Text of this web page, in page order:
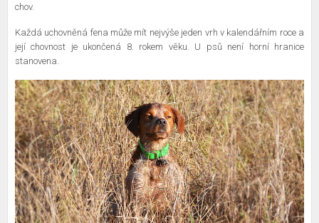
chov.
Každá uchovněná fena může mít nejvýše jeden vrh v kalendářním roce a
její chovnost je ukončená 8. rokem věku. U psů není horní hranice
stanovena.